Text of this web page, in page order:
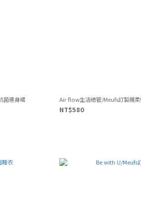
菌連身裙 Air flow生活總管/Meufs訂製親
NT$580